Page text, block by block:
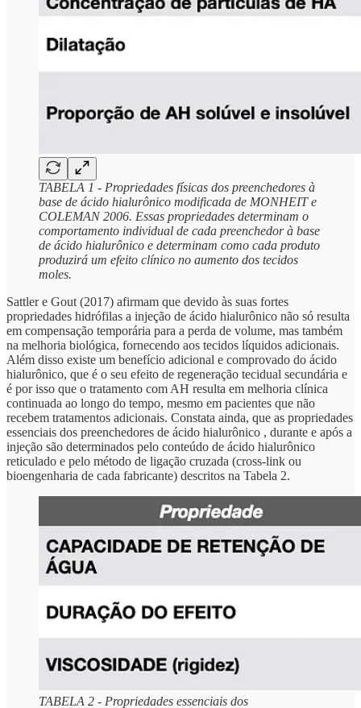
TABELA 1 - Propriedades físicas dos preenchedores à
base de ácido hialurônico modificada de MONHEIT e
COLEMAN 2006. Essas propriedades determinam o
comportamento individual de cada preenchedor à base
de ácido hialurônico e determinam como cada produto
produzirá um efeito clínico no aumento dos tecidos
moles.
Sattler e Gout (2017) afirmam que devido às suas fortes
propriedades hidrófilas a injeção de ácido hialurônico não só resulta
em compensação temporária para a perda de volume, mas também
na melhoria biológica, fornecendo aos tecidos líquidos adicionais.
Além disso existe um benefício adicional e comprovado do ácido
hialurônico, que é o seu efeito de regeneração tecidual secundária e
é por isso que o tratamento com AH resulta em melhoria clínica
continuada ao longo do tempo, mesmo em pacientes que não
recebem tratamentos adicionais. Constata ainda, que as propriedades
essenciais dos preenchedores de ácido hialurônico , durante e após a
injeção são determinados pelo conteúdo de ácido hialurônico
reticulado e pelo método de ligação cruzada (cross-link ou
bioengenharia de cada fabricante) descritos na Tabela 2.
TABELA 2 - Propriedades essenciais dos